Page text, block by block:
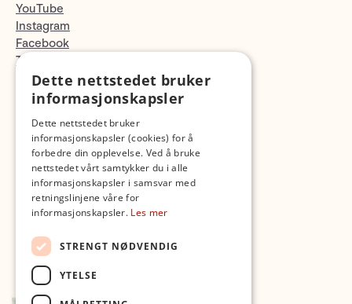
YouTube
Instagram
Facebook
TikTok
Fotopodden
Dette nettstedet bruker
informasjonskapsler
Dette nettstedet bruker
informasjonskapsler (cookies) for å
forbedre din opplevelse. Ved å bruke
nettstedet vårt samtykker du i alle
informasjonskapsler i samsvar med
retningslinjene våre for
informasjonskapsler. Les mer
STRENGT NØDVENDIG
YTELSE